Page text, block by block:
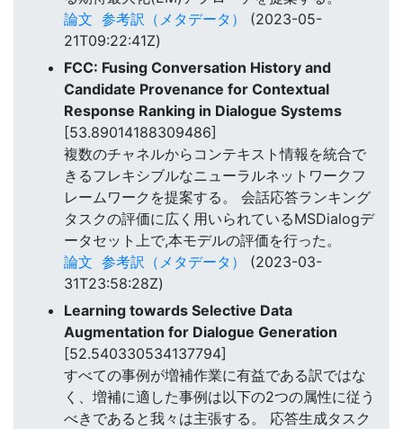
論文 参考訳（メタデータ）
(2023-05-
21T09:22:41Z)
FCC: Fusing Conversation History and
Candidate Provenance for Contextual
Response Ranking in Dialogue Systems
[53.89014188309486]
複数のチャネルからコンテキスト情報を統合で
きるフレキシブルなニューラルネットワークフ
レームワークを提案する。 会話応答ランキング
タスクの評価に広く用いられているMSDialogデ
ータセット上で,本モデルの評価を行った。
論文 参考訳（メタデータ）
(2023-03-
31T23:58:28Z)
Learning towards Selective Data
Augmentation for Dialogue Generation
[52.540330534137794]
すべての事例が増補作業に有益である訳ではな
く、増補に適した事例は以下の2つの属性に従う
べきであると我々は主張する。 応答生成タスク